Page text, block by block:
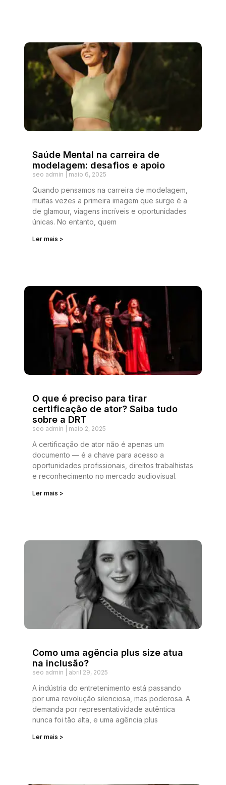
Saúde Mental na carreira de
modelagem: desafios e apoio
seo admin maio 6, 2025
Quando pensamos na carreira de modelagem,
muitas vezes a primeira imagem que surge é a
de glamour, viagens incríveis e oportunidades
únicas. No entanto, quem
Ler mais >
O que é preciso para tirar
certificação de ator? Saiba tudo
sobre a DRT
seo admin maio 2, 2025
A certificação de ator não é apenas um
documento — é a chave para acesso a
oportunidades profissionais, direitos trabalhistas
e reconhecimento no mercado audiovisual.
Ler mais >
Como uma agência plus size atua
na inclusão?
seo admin abril 29, 2025
A indústria do entretenimento está passando
por uma revolução silenciosa, mas poderosa. A
demanda por representatividade autêntica
nunca foi tão alta, e uma agência plus
Ler mais >